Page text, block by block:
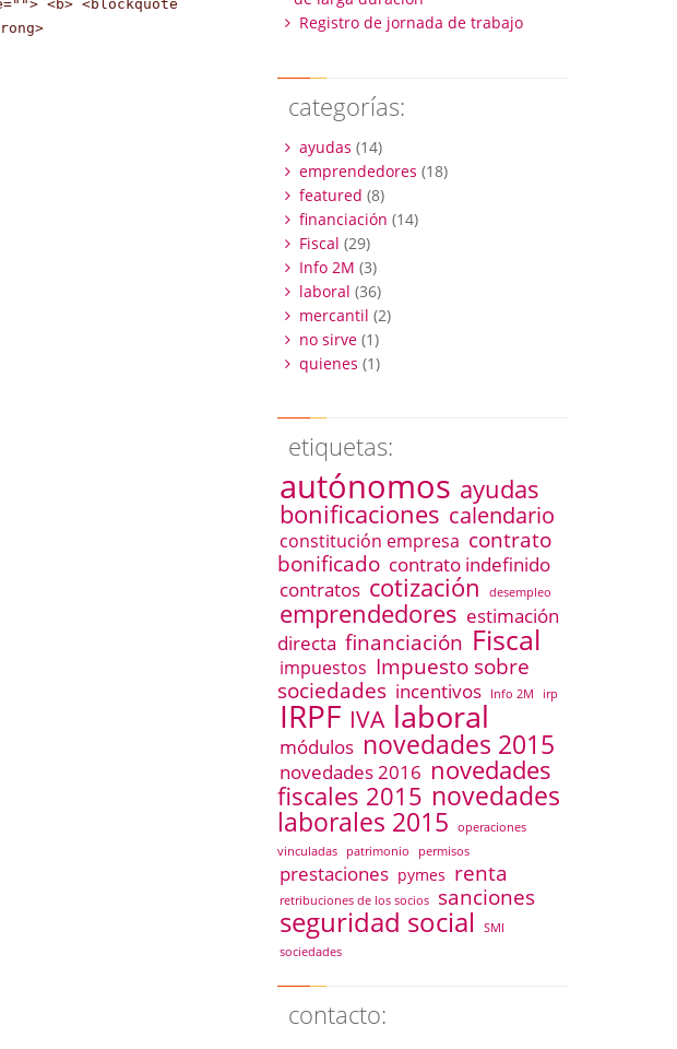
<b> <blockquote
Registro de jornada de trabajo
categorías:
ayudas (14)
emprendedores (18)
featured (8)
financiación (14)
Fiscal (29)
Info 2M (3)
laboral (36)
mercantil (2)
no sirve (1)
quienes (1)
etiquetas:
autónomos ayudas
bonificaciones calendario
constitución empresa contrato
bonificado contrato indefinido
contratos cotización desempleo
emprendedores estimación
directa financiación Fiscal
impuestos Impuesto sobre
sociedades incentivos Info 2M irp
IRPF IVA laboral
módulos novedades 2015
novedades 2016 novedades
fiscales 2015 novedades
laborales 2015
operaciones
vinculadas
patrimonio permisos
prestaciones pymes renta
retribuciones de los socios sanciones
seguridad social
SMI
sociedades
contacto: